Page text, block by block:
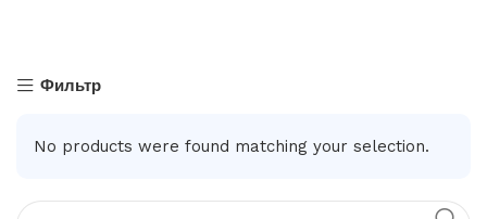
Фильтр
No products were found matching your selection.